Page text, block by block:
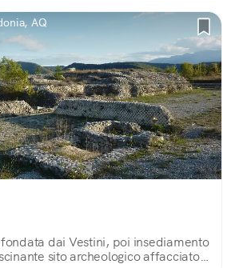
AQ
dai Vestini, poi insediamento
sito archeologico affacciato